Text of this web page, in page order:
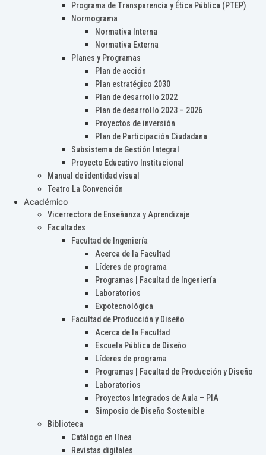
Programa de Transparencia y Ética Pública (PTEP)
Normograma
Normativa Interna
Normativa Externa
Planes y Programas
Plan de acción
Plan estratégico 2030
Plan de desarrollo 2022
Plan de desarrollo 2023 – 2026
Proyectos de inversión
Plan de Participación Ciudadana
Subsistema de Gestión Integral
Proyecto Educativo Institucional
Manual de identidad visual
Teatro La Convención
Académico
Vicerrectora de Enseñanza y Aprendizaje
Facultades
Facultad de Ingeniería
Acerca de la Facultad
Líderes de programa
Programas | Facultad de Ingeniería
Laboratorios
Expotecnológica
Facultad de Producción y Diseño
Acerca de la Facultad
Escuela Pública de Diseño
Líderes de programa
Programas | Facultad de Producción y Diseño
Laboratorios
Proyectos Integrados de Aula – PIA
Simposio de Diseño Sostenible
Biblioteca
Catálogo en línea
Revistas digitales